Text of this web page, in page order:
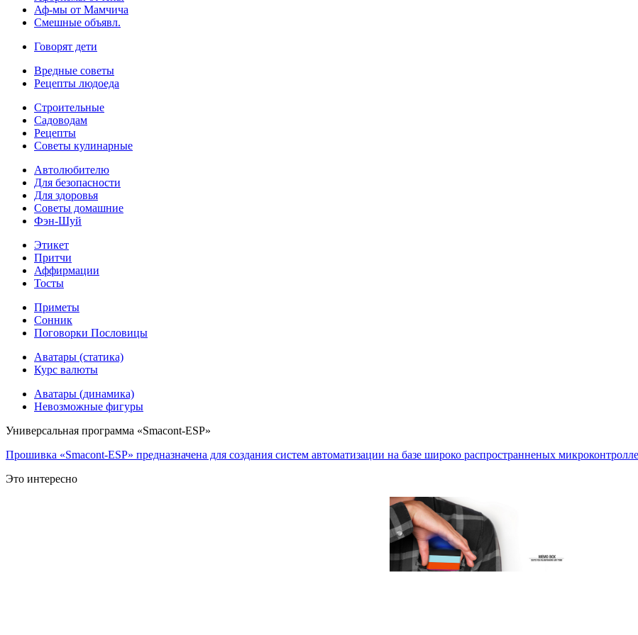
Аф-мы от Мамчича
Смешные объявл.
Говорят дети
Вредные советы
Рецепты людоеда
Строительные
Садоводам
Рецепты
Советы кулинарные
Автолюбителю
Для безопасности
Для здоровья
Советы домашние
Фэн-Шуй
Этикет
Притчи
Аффирмации
Тосты
Приметы
Сонник
Поговорки Пословицы
Аватары (статика)
Курс валюты
Аватары (динамика)
Невозможные фигуры
Универсальная программа «Smacont-ESP»
Прошивка «Smacont-ESP» предназначена для создания систем автоматизации на базе широко распространненых
Это интересно